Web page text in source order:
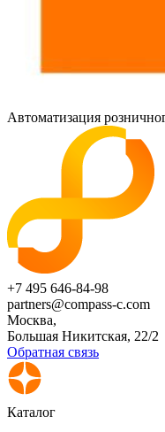
Автоматизация
+7 495 646-84-98
partners@compass-c.com
Москва,
Большая Никитская, 22/2
Обратная связь
Каталог